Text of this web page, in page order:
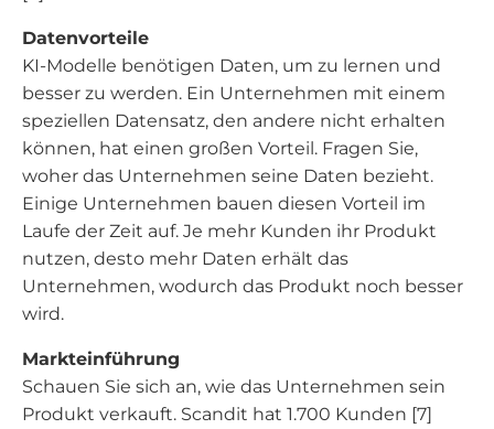
Datenvorteile
KI-Modelle benötigen Daten, um zu lernen und
besser zu werden. Ein Unternehmen mit einem
speziellen Datensatz, den andere nicht erhalten
können, hat einen großen Vorteil. Fragen Sie,
woher das Unternehmen seine Daten bezieht.
Einige Unternehmen bauen diesen Vorteil im
Laufe der Zeit auf. Je mehr Kunden ihr Produkt
nutzen, desto mehr Daten erhält das
Unternehmen, wodurch das Produkt noch besser
wird.
Markteinführung
Schauen Sie sich an, wie das Unternehmen sein
Produkt verkauft. Scandit hat 1.700 Kunden [7]